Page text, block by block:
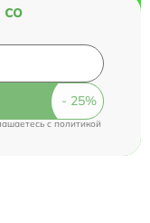
со
c политикой